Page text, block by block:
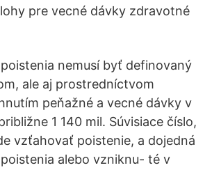
pre vecné dávky zdravotné
nemusí byť definovaný
ale aj prostredníctvom
peňažné a vecné dávky v
1 140 mil. Súvisiace číslo,
vzťahovať poistenie, a dojedná
alebo vzniknu- té v